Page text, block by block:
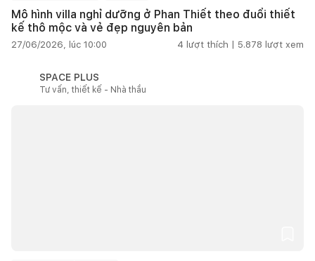
Mô hình villa nghỉ dưỡng ở Phan Thiết theo đuổi thiết
kế thô mộc và vẻ đẹp nguyên bản
27/06/2026, lúc 10:00 4 lượt thích | 5.878 lượt xem
SPACE PLUS
Tư vấn, thiết kế - Nhà thầu